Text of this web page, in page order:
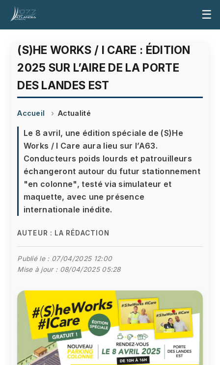
☰
(S)HE WORKS / I CARE : ÉDITION
2025 SUR L’AIRE DE LA PORTE
DES LANDES EST
Accueil Actualité
Le 8 avril, une édition spéciale de (S)He
Works / I Care aura lieu sur l’A63.
Conducteurs poids lourds et patrouilleurs
échangeront autour du futur stationnement
"en colonne", testé via simulateur et
maquette, avec une présence
internationale inédite.
AUTEUR : LA RÉDACTION
Publié le : 07/04/2025 12:00
Mise à jour : 08/04/2025 05:28